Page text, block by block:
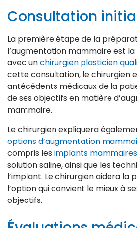
Consultation
La première étape de la
l’augmentation mammaire est
avec unchirurgien plasticien
cette consultation, le chirurgien
antécédents médicaux de la
de ses objectifs en matière
mammaire.
Le chirurgien expliquera
options d’augmentation
compris les implants
solution saline, ainsi que les
l’implant. Le chirurgien aidera la
l’option qui convient le mieux à
objectifs.